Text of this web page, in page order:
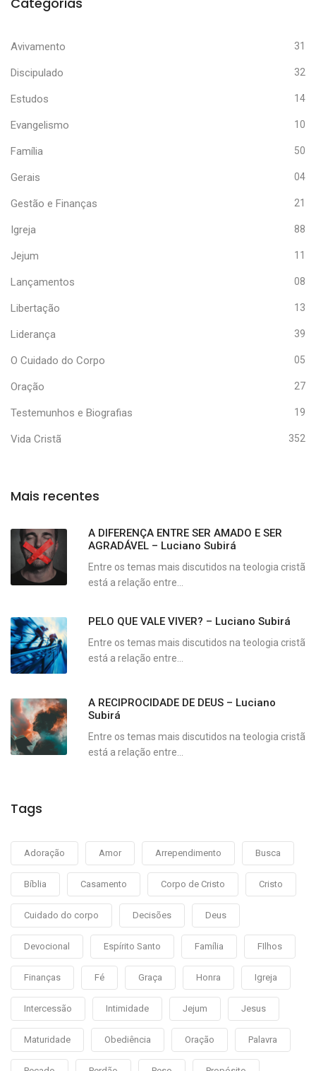
Avivamento 31
Discipulado 32
Estudos 14
Evangelismo 10
Família 50
Gerais 04
Gestão e Finanças 21
Igreja 88
Jejum 11
Lançamentos 08
Libertação 13
Liderança 39
O Cuidado do Corpo 05
Oração 27
Testemunhos e Biografias 19
Vida Cristã 352
Mais recentes
A DIFERENÇA ENTRE SER AMADO E SER
AGRADÁVEL – Luciano Subirá
Entre os temas mais discutidos na teologia cristã
está a relação entre...
PELO QUE VALE VIVER? – Luciano Subirá
Entre os temas mais discutidos na teologia cristã
está a relação entre...
A RECIPROCIDADE DE DEUS – Luciano
Subirá
Entre os temas mais discutidos na teologia cristã
está a relação entre...
Tags
Adoração Amor Arrependimento Busca
Bíblia Casamento Corpo de Cristo Cristo
Cuidado do corpo Decisões Deus
Devocional Espírito Santo Família FIlhos
Finanças Fé Graça Honra Igreja
Intercessão Intimidade Jejum Jesus
Maturidade Obediência Oração Palavra